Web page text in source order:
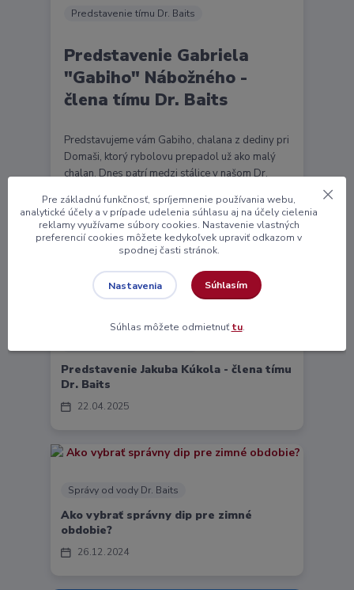
17 05 2025
Predstavenie tímu Dr. Baits
Predstavenie Gabriela
"Gabiho" Nábožného -
člena tímu Dr. Baits
Predstavujeme vám Gabiho, chalana z dediny pri
Domaši, ktorý rybolovu prepadol už ako malý
chalan. Dnes patrí medzi stálice v našom Dr.
22 04 2025
Predstavenie Jakuba Kúkola - člena tímu
Dr. Baits
26 12 2024
Správy od vody Dr. Baits
Ako vybrať správny dip pre zimné
obdobie?
Pre základnú funkčnosť, spríjemnenie používania webu,
analytické účely a v prípade udelenia súhlasu aj na účely cielenia
reklamy využívame súbory cookies. Nastavenie vlastných
preferencií cookies môžete kedykoľvek upraviť odkazom v
spodnej časti stránok.
Nastavenia Súhlasím
Súhlas môžete odmietnuťtu.